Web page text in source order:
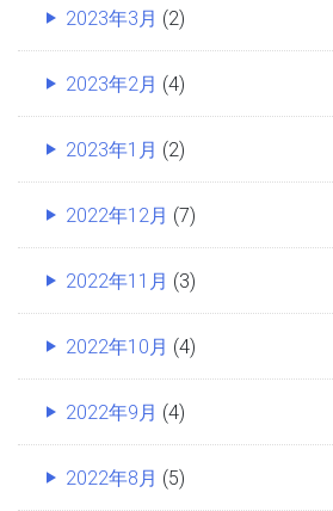
2023年3月 (2)
2023年2月 (4)
2023年1月 (2)
2022年12月 (7)
2022年11月 (3)
2022年10月 (4)
2022年9月 (4)
2022年8月 (5)